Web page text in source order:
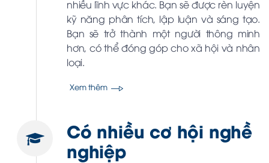
nhiều lĩnh vực khác. Bạn sẽ được rèn luyện
kỹ năng phân tích, lập luận và sáng tạo.
Bạn sẽ trở thành một người thông minh
hơn, có thể đóng góp cho xã hội và nhân
loại.
Xem thêm
Có nhiều cơ hội nghề
nghiệp